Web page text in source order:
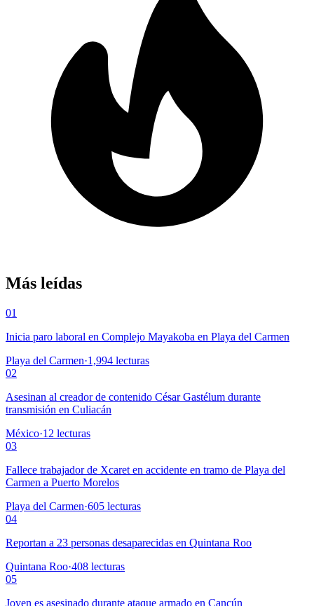
Más leídas
01
Inicia paro laboral en Complejo Mayakoba en Playa del Carmen
Playa del Carmen·1,994 lecturas
02
Asesinan al creador de contenido César Gastélum durante
transmisión en Culiacán
México·12 lecturas
03
Fallece trabajador de Xcaret en accidente en tramo de Playa del
Carmen a Puerto Morelos
Playa del Carmen·605 lecturas
04
Reportan a 23 personas desaparecidas en Quintana Roo
Quintana Roo·408 lecturas
05
Joven es asesinado durante ataque armado en Cancún